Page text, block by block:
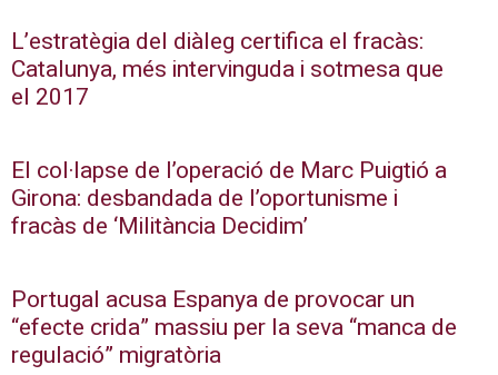
L’estratègia del diàleg certifica el fracàs:
Catalunya, més intervinguda i sotmesa que
el 2017
El col·lapse de l’operació de Marc Puigtió a
Girona: desbandada de l’oportunisme i
fracàs de ‘Militància Decidim’
Portugal acusa Espanya de provocar un
“efecte crida” massiu per la seva “manca de
regulació” migratòria